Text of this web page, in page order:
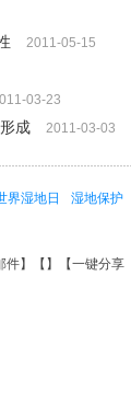
2011-05-15
03-23
成 2011-03-03
界湿地日 湿地保护
件】【 】 【一键分享